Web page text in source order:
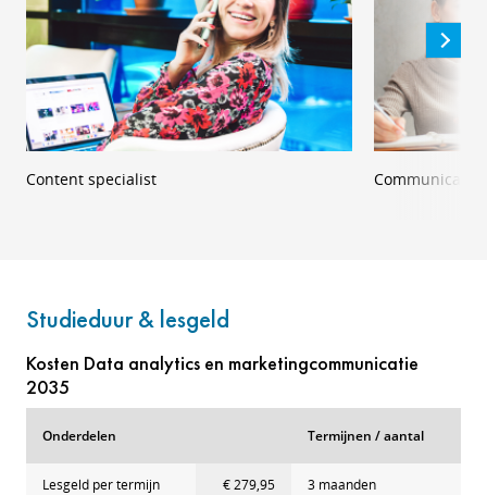
Content specialist
Studieduur & lesgeld
Kosten Data analytics en marketingcommunicatie
2035
Onderdelen Termijnen / aantal
Lesgeld per termijn € 279,95 3 maanden